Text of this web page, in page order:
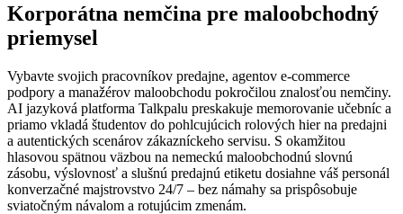
Korporátna nemčina pre maloobchodný
priemysel
Vybavte svojich pracovníkov predajne, agentov e-commerce
podpory a manažérov maloobchodu pokročilou znalosťou nemčiny.
AI jazyková platforma Talkpalu preskakuje memorovanie učebníc a
priamo vkladá študentov do pohlcujúcich rolových hier na predajni
a autentických scenárov zákazníckeho servisu. S okamžitou
hlasovou spätnou väzbou na nemeckú maloobchodnú slovnú
zásobu, výslovnosť a slušnú predajnú etiketu dosiahne váš personál
konverzačné majstrovstvo 24/7 – bez námahy sa prispôsobuje
sviatočným návalom a rotujúcim zmenám.